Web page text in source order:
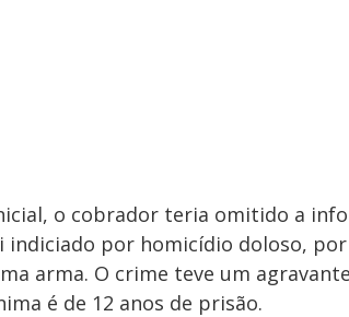
o cobrador teria omitido a
indiciado por homicídio doloso,
arma. O crime teve um
é de 12 anos de prisão.